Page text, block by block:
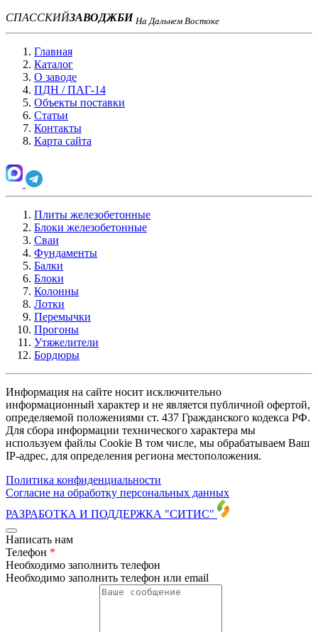
СПАССКИЙЗАВОДЖБИ На Дальнем Востоке
Главная
Каталог
О заводе
ПДН / ПАГ-14
Объекты поставки
Статьи
Контакты
Карта сайта
Плиты железобетонные
Блоки железобетонные
Сваи
Фундаменты
Балки
Блоки
Колонны
Лотки
Перемычки
Прогоны
Утяжелители
Бордюры
Информация на сайте носит исключительно
информационный характер и не является публичной офертой,
определяемой положениями ст. 437 Гражданского кодекса РФ.
Для сбора информации технического характера мы
используем файлы Cookie В том числе, мы обрабатываем Ваш
IP-адрес, для определения региона местоположения.
Политика конфиденциальности
Согласие на обработку персональных данных
РАЗРАБОТКА И ПОДДЕРЖКА "СИТИС"
Написать нам
Телефон *
Необходимо заполнить телефон
Необходимо заполнить телефон или email